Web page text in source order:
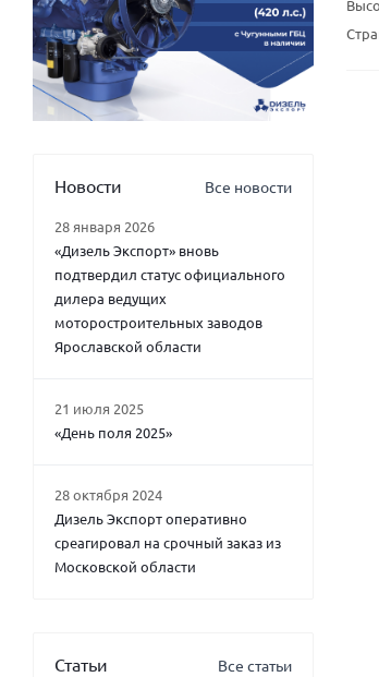
Новости Все новости
28 января 2026
«Дизель Экспорт» вновь
подтвердил статус официального
дилера ведущих
моторостроительных заводов
Ярославской области
21 июля 2025
«День поля 2025»
28 октября 2024
Дизель Экспорт оперативно
среагировал на срочный заказ из
Московской области
Статьи Все статьи